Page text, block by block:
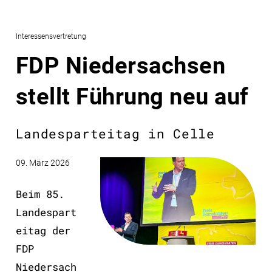
Interessensvertretung
FDP Niedersachsen
stellt Führung neu auf
Landesparteitag in Celle
09. März 2026
Beim 85.
Landespart
eitag der
FDP
Niedersach